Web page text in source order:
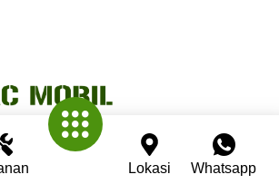
Lokasi Whatsapp
bengkel spesialis AC mobil yang